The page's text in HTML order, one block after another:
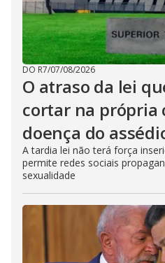
DO R7/07/08/2026
O atraso da lei
cortar na própria
doença do
A tardia lei não terá força
permite redes sociais
sexualidade